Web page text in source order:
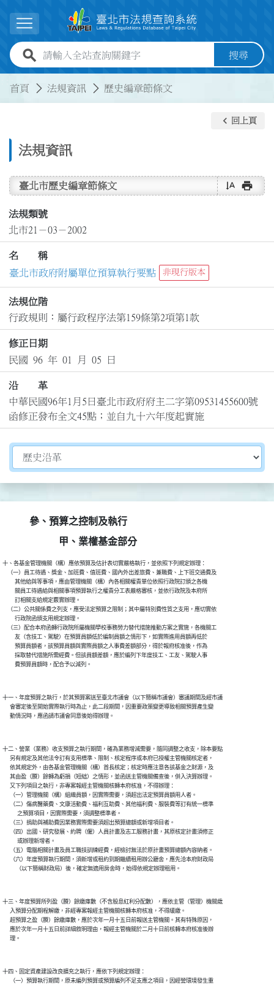
展開選單
全站查詢關鍵字欄位 搜尋
首頁 法規資訊 歷史編章節條文
法規資訊
keyboard_arrow_left 回上頁
臺北市歷史編章節條文 text_rotate_vertical print
法規類號
北市21－03－2002
名 稱
臺北市政府附屬單位預算執行要點
非現行版本
法規位階
行政規則：屬行政程序法第159條第2項第1款
修正日期
民國 96 年 01 月 05 日
沿 革
中華民國96年1月5日臺北市政府府主二字第09531455600號
函修正發布全文45點；並自九十六年度起實施
切換選擇法規資訊內容
參、預算之控制及執行
甲、業權基金部分
十、各基金管理機關（構）應依預算及估計表切實嚴格執行，並依照下列規定辦理：
    （一）員工待遇、獎金、加班費、值班費、國內外出差旅費、兼職費、上下班交通費及
          其他給與等事項，應由管理機關（構）內各相關權責單位依照行政院訂頒之各機
          關員工待遇給與相關事項預算執行之權責分工表嚴格審核，並依行政院及本府所
          訂相關支給規定覈實辦理。
    （二）公共關係費之列支，應受法定預算之限制；其中屬特別費性質之支用，應切實依
          行政院函頒支用規定辦理。
    （三）配合本府函轉行政院所屬機關學校事務勞力替代措施推動方案之實施，各機關工
          友（含技工、駕駛）在預算員額低於編制員額之情形下，如實際進用員額再低於
          預算員額者，該預算員額與實際員額之人事費差額部分，得於報府核准後，作為
          採取替代措施所需經費。但該員額差額，應於編列下年度技工、工友、駕駛人事
          費預算員額時，配合予以減列。
十一、年度預算之執行，於其預算案送至臺北市議會（以下簡稱市議會）審議期間及經市議
      會審定後至開始實際執行時為止，此二段期間，因重要政策變更導致相關預算產生變
      動情況時，應函請市議會同意後始得辦理。
十二、營業（業務）收支預算之執行期間，確為業務增減需要，隨同調整之收支，除本要點
      另有規定及其他法令訂有支用標準、限制、核定程序或本府已授權主管機關核定者，
      依其規定外，由各基金管理機關（構）首長核定；核定時應注意各該基金之財源，及
      其由盈（賸）餘轉為虧損（短絀）之情形，並函送主管機關備查後，併入決算辦理。
      又下列項目之執行，非專案報經主管機關核轉本府核准，不得辦理：
      （一）管理機關（構）組織員額，因實際需要，須超出法定預算員額用人者。
      （二）傷病醫藥費、文康活動費、福利互助費、其他福利費、服裝費等訂有統一標準
            之預算項目，因實際需要，須調整標準者。
      （三）捐助與補助費因業務實際需要須超出預算總額或新增項目者。
      （四）出國、研究發展、約聘（僱）人員計畫及志工服務計畫，其原核定計畫須修正
            或辦理新增者。
      （五）電腦相關計畫及員工職技訓練經費，經檢討無法於原計畫預算總額內容納者。
      （六）年度預算執行期間，須新增或租約到期繼續租用辦公廳舍，應先洽本府財政局
           （以下簡稱財政局）後，確定無適用房舍時，始得依規定辦理租用。
十三、年度預算所列盈（賸）餘繳庫數（不含股息紅利分配數），應依主管（管理）機關歲
      入預算分配期程解繳，非經專案報經主管機關核轉本府核准，不得緩繳。
      超預算之盈（賸）餘繳庫數，應於次年一月十五日前報送主管機關。其有特殊原因，
      應於次年一月十五日前詳細敘明理由，報經主管機關於二月十日前核轉本府核准後辦
      理。
十四、固定資產建設改良擴充之執行，應依下列規定辦理：
      （一）預算執行期間，原未編列預算或預算編列不足支應之項目，因經營環境發生重